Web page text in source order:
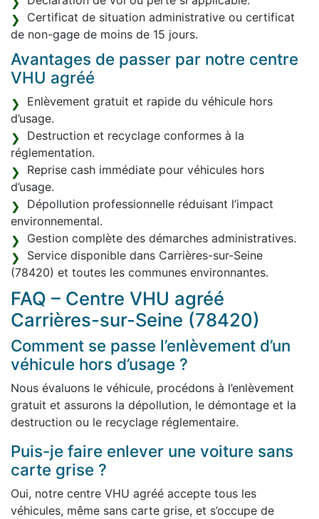
Certificat de situation administrative ou certificat
de non-gage de moins de 15 jours.
Avantages de passer par notre centre
VHU agréé
Enlèvement gratuit et rapide du véhicule hors
d’usage.
Destruction et recyclage conformes à la
réglementation.
Reprise cash immédiate pour véhicules hors
d’usage.
Dépollution professionnelle réduisant l’impact
environnemental.
Gestion complète des démarches administratives.
Service disponible dans Carrières-sur-Seine
(78420) et toutes les communes environnantes.
FAQ – Centre VHU agréé
Carrières-sur-Seine (78420)
Comment se passe l’enlèvement d’un
véhicule hors d’usage ?
Nous évaluons le véhicule, procédons à l’enlèvement
gratuit et assurons la dépollution, le démontage et la
destruction ou le recyclage réglementaire.
Puis-je faire enlever une voiture sans
carte grise ?
Oui, notre centre VHU agréé accepte tous les
véhicules, même sans carte grise, et s’occupe de